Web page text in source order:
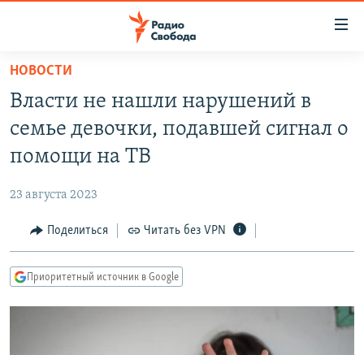
упрощенного
доступа
основному
Вернутся
Вернутся
АВТОРСКИЕ ПРОЕКТЫ
МНЕНИЯ
КУЛЬТУРА
КАВКАЗ.РЕАЛИИ
НОВОСТИ
Власти не нашли нарушений в
семье девочки, подавшей сигнал о
помощи на ТВ
23 августа 2023
Поделиться Читать без VPN
Приоритетный источник в Google